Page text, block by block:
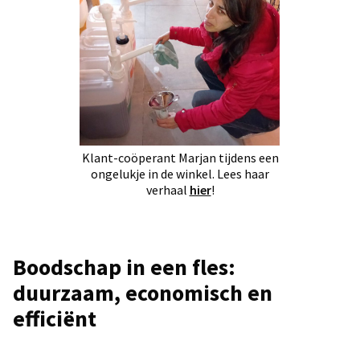
Klant-coöperant Marjan tijdens een
ongelukje in de winkel. Lees haar
verhaal hier!
Boodschap in een fles:
duurzaam, economisch en
efficiënt